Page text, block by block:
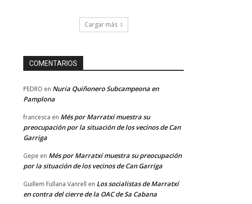
Cargar más
COMENTARIOS
PEDRO en Nuria Quiñonero Subcampeona en
Pamplona
francesca en Més por Marratxí muestra su
preocupación por la situación de los vecinos de Can
Garriga
Gepe en Més por Marratxí muestra su preocupación
por la situación de los vecinos de Can Garriga
Guillem Fullana Vanrell en Los socialistas de Marratxí
en contra del cierre de la OAC de Sa Cabana